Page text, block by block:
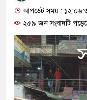
আপডেট সময় :
২৫৯ জন সংবাদটি